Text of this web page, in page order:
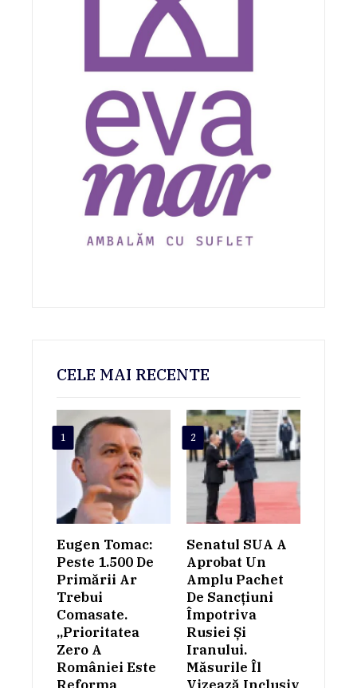
CELE MAI RECENTE
1
Eugen Tomac:
Peste 1.500 De
Primării Ar
Trebui
Comasate.
„Prioritatea
Zero A
României Este
2
Senatul SUA A
Aprobat Un
Amplu Pachet
De Sancțiuni
Împotriva
Rusiei Și
Iranului.
Măsurile Îl